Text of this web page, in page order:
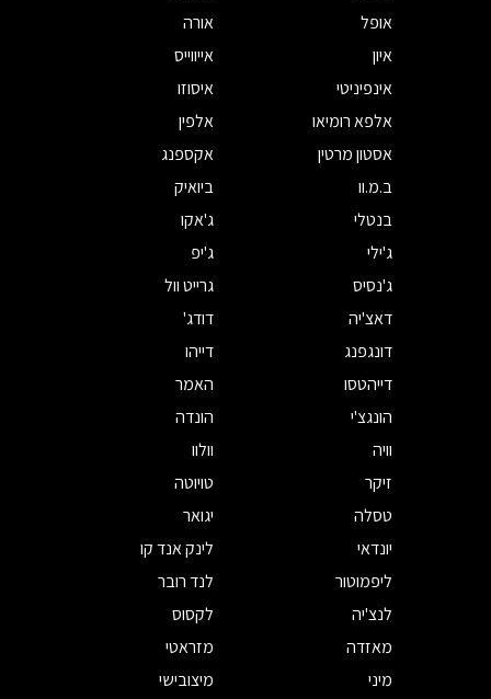
אופל
אורה
איון
אייווייס
אינפיניטי
איסוזו
אלפא רומיאו
אלפין
אסטון מרטין
אקספנג
ב.מ.וו
ביואיק
בנטלי
ג'אקו
ג'ילי
ג'יפ
ג'נסיס
גרייט וול
דאצ'יה
דודג'
דונגפנג
דייהו
דייהטסו
האמר
הונגצ'י
הונדה
וויה
וולוו
זיקר
טויוטה
טסלה
יגואר
יונדאי
לינק אנד קו
ליפמוטור
לנד רובר
לנצ'יה
לקסוס
מאזדה
מזראטי
מיני
מיצובישי